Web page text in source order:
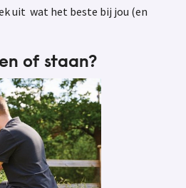
uit wat het beste bij jou (en
of staan?